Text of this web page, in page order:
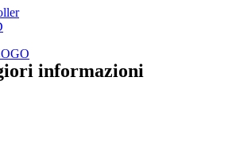
informazioni